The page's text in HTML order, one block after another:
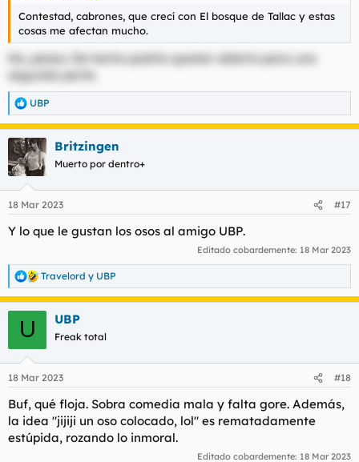
Contestad, cabrones, que crecí con El bosque de Tallac y estas
cosas me afectan mucho.
No, pesao. De hecho podría quedar abierto para una
segunda parte.
R
e
a
c
c
i
e
UBP
Britzingen
Muerto por dentro+
18 Mar 2023 #17
Y lo que le gustan los osos al amigo UBP.
Editado cobardemente: 18 Mar 2023
R
e
a
e
:
Travelord y UBP
U UBP
Freak total
18 Mar 2023 #18
Buf, qué floja. Sobra comedia mala y falta gore. Además,
la idea "jijiji un oso colocado, lol" es rematadamente
estúpida, rozando lo inmoral.
Editado cobardemente: 18 Mar 2023